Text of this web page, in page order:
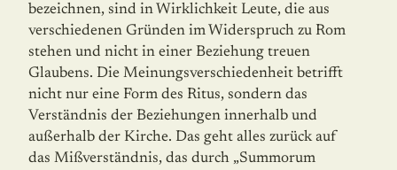
bezeichnen, sind in Wirklichkeit Leute, die aus
verschiedenen Gründen im Widerspruch zu Rom
stehen und nicht in einer Beziehung treuen
Glaubens. Die Meinungsverschiedenheit betrifft
nicht nur eine Form des Ritus, sondern das
Verständnis der Beziehungen innerhalb und
außerhalb der Kirche. Das geht alles zurück auf
das Mißverständnis, das durch „Summorum